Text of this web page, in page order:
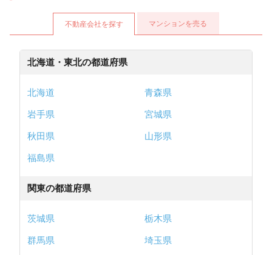
不動産会社を探す マンションを売る
北海道・東北の都道府県
北海道
青森県
岩手県
宮城県
秋田県
山形県
福島県
関東の都道府県
茨城県
栃木県
群馬県
埼玉県